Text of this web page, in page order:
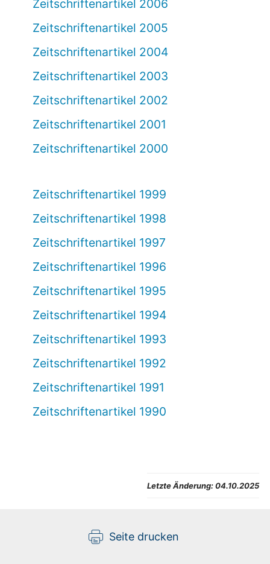
Zeitschriftenartikel 2006
Zeitschriftenartikel 2005
Zeitschriftenartikel 2004
Zeitschriftenartikel 2003
Zeitschriftenartikel 2002
Zeitschriftenartikel 2001
Zeitschriftenartikel 2000
Zeitschriftenartikel 1999
Zeitschriftenartikel 1998
Zeitschriftenartikel 1997
Zeitschriftenartikel 1996
Zeitschriftenartikel 1995
Zeitschriftenartikel 1994
Zeitschriftenartikel 1993
Zeitschriftenartikel 1992
Zeitschriftenartikel 1991
Zeitschriftenartikel 1990
Letzte Änderung:04.10.2025
Seite drucken